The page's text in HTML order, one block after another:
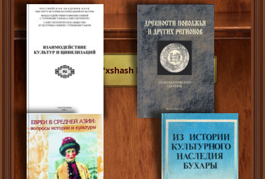
O'xshash kitoblar